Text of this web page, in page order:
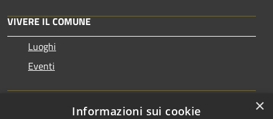
VIVERE IL COMUNE
Luoghi
Eventi
×
Informazioni sui cookie